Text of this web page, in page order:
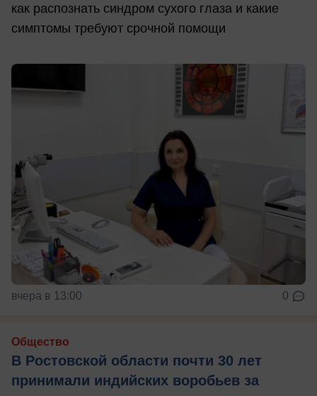
как распознать синдром сухого глаза и какие
симптомы требуют срочной помощи
вчера в 13:00 0
Общество
В Ростовской области почти 30 лет
принимали индийских воробьев за